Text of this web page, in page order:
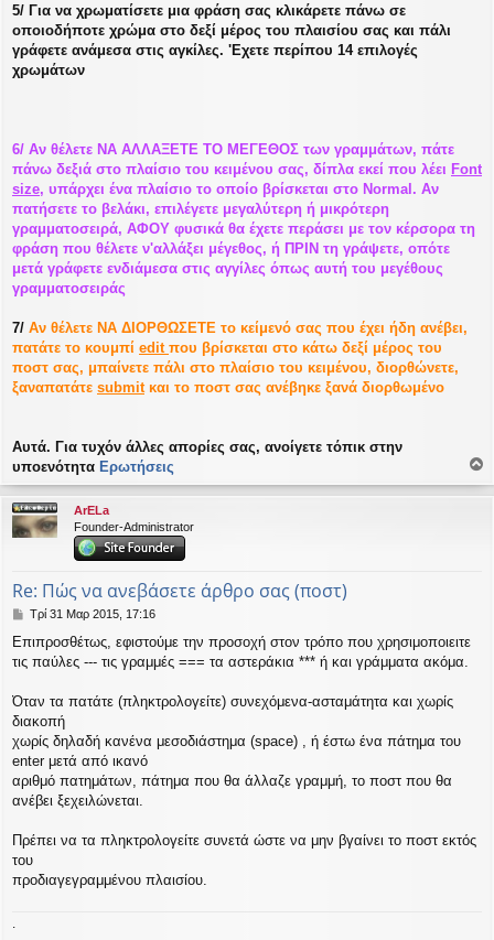
5/ Για να χρωματίσετε μια φράση σας κλικάρετε πάνω σε
οποιοδήποτε χρώμα στο δεξί μέρος του πλαισίου σας και πάλι
γράφετε ανάμεσα στις αγκίλες. 'Εχετε περίπου 14 επιλογές
χρωμάτων
6/ Αν θέλετε ΝΑ ΑΛΛΑΞΕΤΕ ΤΟ ΜΕΓΕΘΟΣ των γραμμάτων, πάτε
πάνω δεξιά στο πλαίσιο του κειμένου σας, δίπλα εκεί που λέει Font
size, υπάρχει ένα πλαίσιο το οποίο βρίσκεται στο Normal. Αν
πατήσετε το βελάκι, επιλέγετε μεγαλύτερη ή μικρότερη
γραμματοσειρά, ΑΦΟΥ φυσικά θα έχετε περάσει με τον κέρσορα τη
φράση που θέλετε ν'αλλάξει μέγεθος, ή ΠΡΙΝ τη γράψετε, οπότε
μετά γράφετε ενδιάμεσα στις αγγίλες όπως αυτή του μεγέθους
γραμματοσειράς
7/ Αν θέλετε ΝΑ ΔΙΟΡΘΩΣΕΤΕ το κείμενό σας που έχει ήδη ανέβει,
πατάτε το κουμπί edit που βρίσκεται στο κάτω δεξί μέρος του
ποστ σας, μπαίνετε πάλι στο πλαίσιο του κειμένου, διορθώνετε,
ξαναπατάτε submitκαι το ποστ σας ανέβηκε ξανά διορθωμένο
Αυτά. Για τυχόν άλλες απορίες σας, ανοίγετε τόπικ στην
υποενότητα Ερωτήσεις
ρ
ArELa
Founder-Administrator
Re: Πώς να ανεβάσετε άρθρο σας (ποστ)
Δ
μ
ο
υ
σ
η
Τρί 31 Μαρ 2015, 17:16
Επιπροσθέτως, εφιστούμε την προσοχή στον τρόπο που χρησιμοποιειτε
τις παύλες --- τις γραμμές === τα αστεράκια *** ή και γράμματα ακόμα.
Όταν τα πατάτε (πληκτρολογείτε) συνεχόμενα-ασταμάτητα και χωρίς
διακοπή
χωρίς δηλαδή κανένα μεσοδιάστημα (space) , ή έστω ένα πάτημα του
enter μετά από ικανό
αριθμό πατημάτων, πάτημα που θα άλλαζε γραμμή, το ποστ που θα
ανέβει ξεχειλώνεται.
Πρέπει να τα πληκτρολογείτε συνετά ώστε να μην βγαίνει το ποστ εκτός
του
προδιαγεγραμμένου πλαισίου.
.